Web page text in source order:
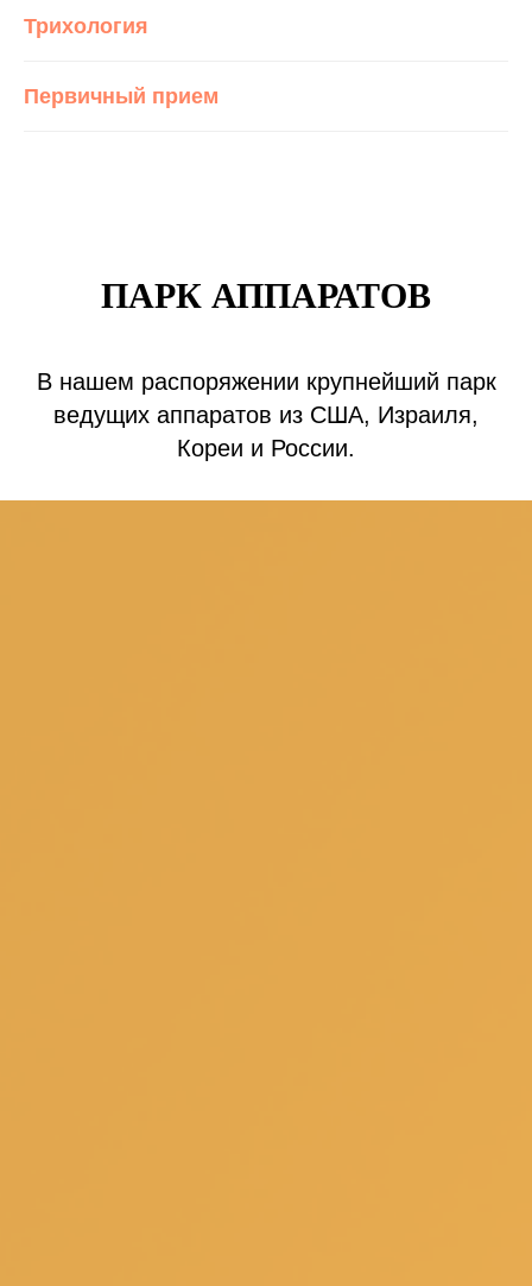
Трихология
Первичный прием
ПАРК АППАРАТОВ
В нашем распоряжении крупнейший парк
ведущих аппаратов из США, Израиля,
Кореи и России.